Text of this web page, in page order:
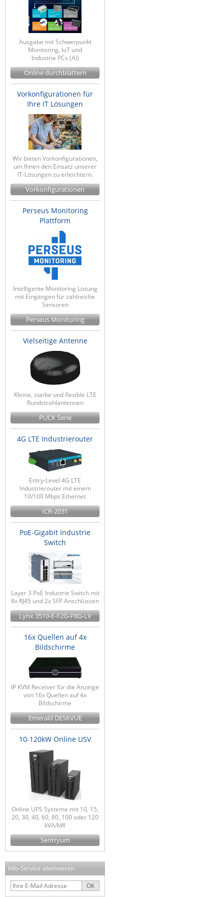
IEC Lock
Kerlink
Kramer Electronics
KVM TEC
Legrand
LigoWave
Milesight
Moxa
Netio
Panorama Antennas
PatchSee
Power Kingdom
Poynting
Riello UPS
Server Technology
Siretta
SIRIO Antenne
Sunbird
Tactical Software
Teltonika
Unwired Networks
Vision
WATTECO
Westermo
Yuasa
ZPE Systems
News zu unseren Herstellern
Ausgabe mit Schwerpunkt
Monitoring, IoT und
Industrie PCs (AI)
Online durchblättern
Vorkonfigurationen für
Ihre IT Lösungen
Wir bieten Vorkonfigurationen,
um Ihnen den Einsatz unserer
IT-Lösungen zu erleichtern.
Vorkonfigurationen
Perseus Monitoring
Plattform
Intelligente Monitoring Lösung
mit Eingängen für zahlreiche
Sensoren
Perseus Monitoring
Vielseitige Antenne
Kleine, starke und flexible LTE
Rundstrahlantennen
PUCK Serie
4G LTE Industrierouter
Entry-Level 4G LTE
Industrierouter mit einem
10/100 Mbps Ethernet
ICR-2031
PoE-Gigabit Industrie
Switch
Layer 3 PoE Industrie Switch mit
8x RJ45 und 2x SFP Anschlüssen
Lynx 3510-E-F2G-P8G-LV
16x Quellen auf 4x
Bildschirme
IP KVM Receiver für die Anzeige
von 16x Quellen auf 4x
Bildschirme
Emerald DESKVUE
10-120kW Online USV
Online UPS Systeme mit 10, 15,
20, 30, 40, 60, 80, 100 oder 120
kVA/kW
Sentryum
Info-Service abonnieren
OK